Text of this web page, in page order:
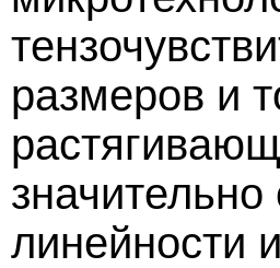
размеров и
линейности